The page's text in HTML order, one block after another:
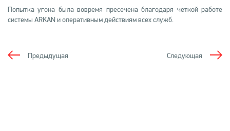
Попытка угона была вовремя пресечена благодаря четкой работе
системы ARKAN и оперативным действиям всех служб.
Следующая
Предыдущая